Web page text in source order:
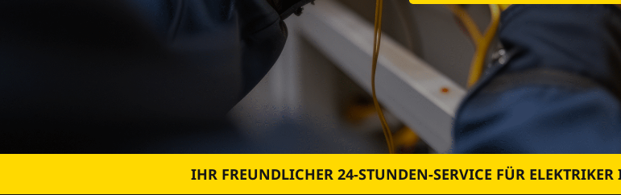
IHR FREUNDLICHER 24-STUNDEN-SERVICE FÜR